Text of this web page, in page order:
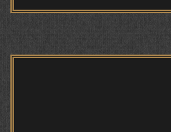
БЕРУНӢ ВА